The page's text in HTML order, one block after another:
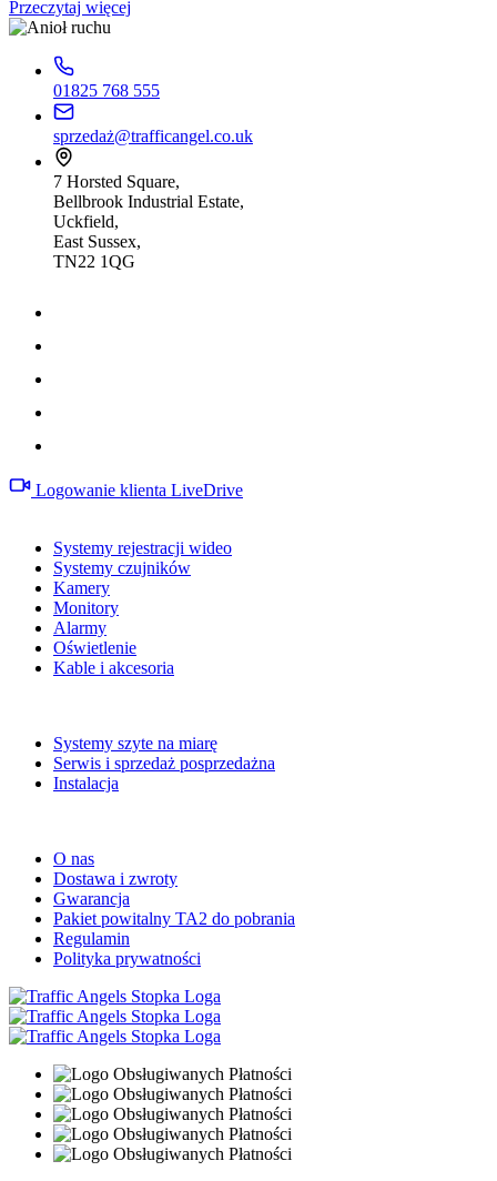
Przeczytaj więcej
01825 768 555
sprzedaż@trafficangel.co.uk
7 Horsted Square,
Bellbrook Industrial Estate,
Uckfield,
East Sussex,
TN22 1QG
Logowanie klienta LiveDrive
Systemy rejestracji wideo
Systemy czujników
Kamery
Monitory
Alarmy
Oświetlenie
Kable i akcesoria
Systemy szyte na miarę
Serwis i sprzedaż posprzedażna
Instalacja
O nas
Dostawa i zwroty
Gwarancja
Pakiet powitalny TA2 do pobrania
Regulamin
Polityka prywatności